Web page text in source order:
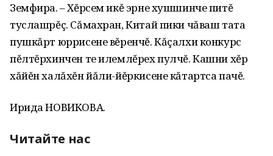
Земфира. – Хĕрсем икĕ эрне хушшинче питĕ
туслашрĕç. Сăмахран‚ Китай пики чăваш тата
пушкăрт юррисене вĕренчĕ. Кăçалхи конкурс
пĕлтĕрхинчен те илемлĕрех пулчĕ. Кашни хĕр
хăйĕн халăхĕн йăли-йĕркисене кăтартса пачĕ.
Ирида НОВИКОВА.
Читайте нас